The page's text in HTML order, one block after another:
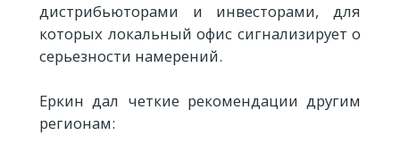
дистрибьюторами и инвесторами, для
которых локальный офис сигнализирует о
серьезности намерений.
Еркин дал четкие рекомендации другим
регионам: